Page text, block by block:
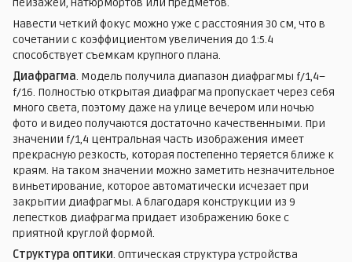
Навести четкий фокус можно уже с расстояния 30 см, что в
сочетании с коэффициентом увеличения до 1:5.4
способствует съемкам крупного плана.
Диафрагма. Модель получила диапазон диафрагмы f/1,4–
f/16. Полностью открытая диафрагма пропускает через себя
много света, поэтому даже на улице вечером или ночью
фото и видео получаются достаточно качественными. При
значении f/1,4 центральная часть изображения имеет
прекрасную резкость, которая постепенно теряется ближе к
краям. На таком значении можно заметить незначительное
виньетирование, которое автоматически исчезает при
закрытии диафрагмы. А благодаря конструкции из 9
лепестков диафрагма придает изображению боке с
приятной круглой формой.
Структура оптики. Оптическая структура устройства